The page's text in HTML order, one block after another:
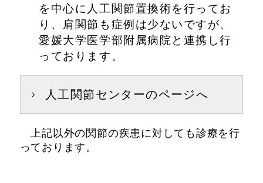
を中心に人工関節置換術を行ってお
り、肩関節も症例は少ないですが、
愛媛大学医学部附属病院と連携し行
っております。
人工関節センターのページへ
上記以外の関節の疾患に対しても診療を行
っております。